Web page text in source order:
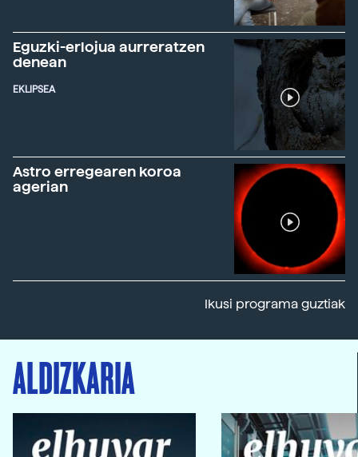
Eguzki-erlojua aurreratzen
denean
EKLIPSEA
Astro erregearen koroa
agerian
Ikusi programa guztiak
ALDIZKARIA